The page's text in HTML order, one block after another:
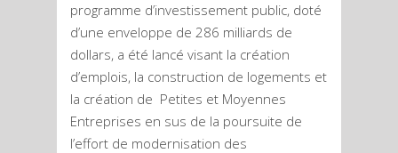
programme d’investissement public, doté
d’une enveloppe de 286 milliards de
dollars, a été lancé visant la création
d’emplois, la construction de logements et
la création de Petites et Moyennes
Entreprises en sus de la poursuite de
l’effort de modernisation des